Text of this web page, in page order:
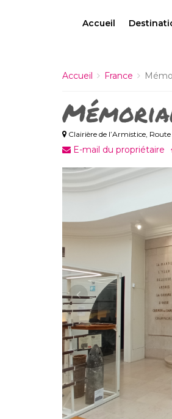
Accueil
Accueil France
Clairière de l’Armistice,
E-mail du propriétaire